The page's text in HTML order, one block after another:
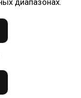
диапазонах.